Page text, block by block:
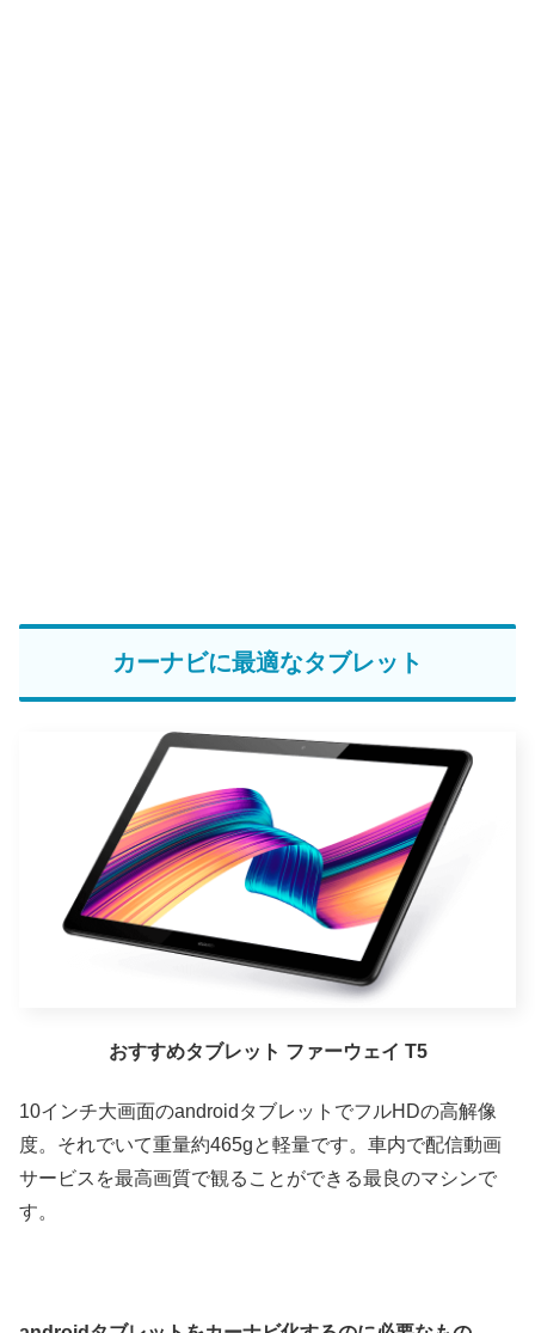
カーナビに最適なタブレット
おすすめタブレット ファーウェイ T5
10インチ大画面のandroidタブレットでフルHDの高解像
度。それでいて重量約465gと軽量です。車内で配信動画
サービスを最高画質で観ることができる最良のマシンで
す。